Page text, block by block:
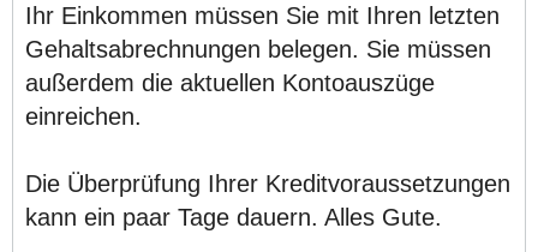
Ihr Einkommen müssen Sie mit Ihren letzten
Gehaltsabrechnungen belegen. Sie müssen
außerdem die aktuellen Kontoauszüge
einreichen.
Die Überprüfung Ihrer Kreditvoraussetzungen
kann ein paar Tage dauern. Alles Gute.